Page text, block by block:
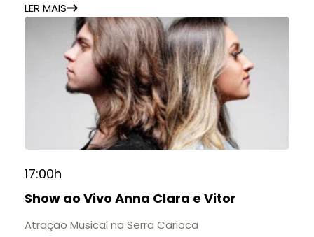
LER MAIS
17:00h
Show ao Vivo Anna Clara e Vitor
Atração Musical na Serra Carioca